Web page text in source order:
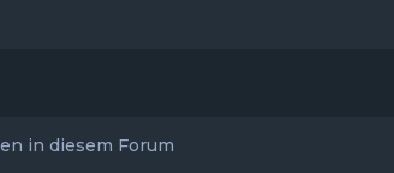
in diesem Forum